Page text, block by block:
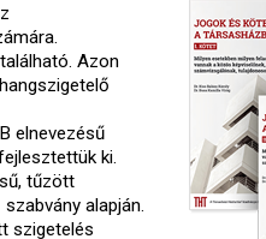
Azon
elnevezésű
ki.
tűzött
alapján.
szigetelés